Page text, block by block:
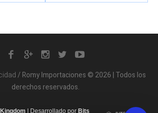
/ Romy Importaciones © 2026 | Todos los
derechos reservados.
| Desarrollado por Bits